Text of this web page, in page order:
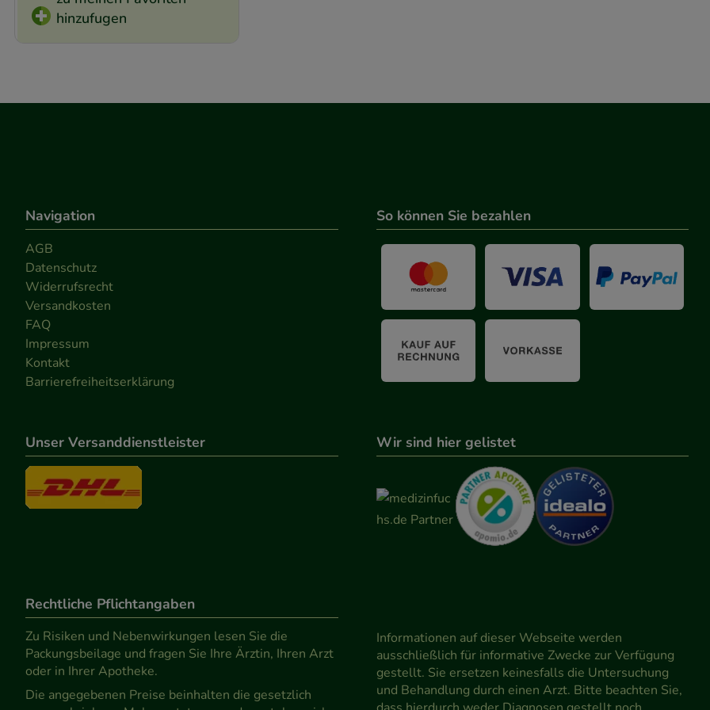
hinzufugen
Navigation
AGB
Datenschutz
Widerrufsrecht
Versandkosten
FAQ
Impressum
Kontakt
Barrierefreiheitserklärung
So können Sie bezahlen
Unser Versanddienstleister Wir sind hier gelistet
Rechtliche Pflichtangaben
Zu Risiken und Nebenwirkungen lesen Sie die
Packungsbeilage und fragen Sie Ihre Ärztin, Ihren Arzt
oder in Ihrer Apotheke.
Die angegebenen Preise beinhalten die gesetzlich
Informationen auf dieser Webseite werden
ausschließlich für informative Zwecke zur Verfügung
gestellt. Sie ersetzen keinesfalls die Untersuchung
und Behandlung durch einen Arzt. Bitte beachten Sie,